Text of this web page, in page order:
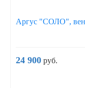
Аргус "СОЛО",
24 900 руб.